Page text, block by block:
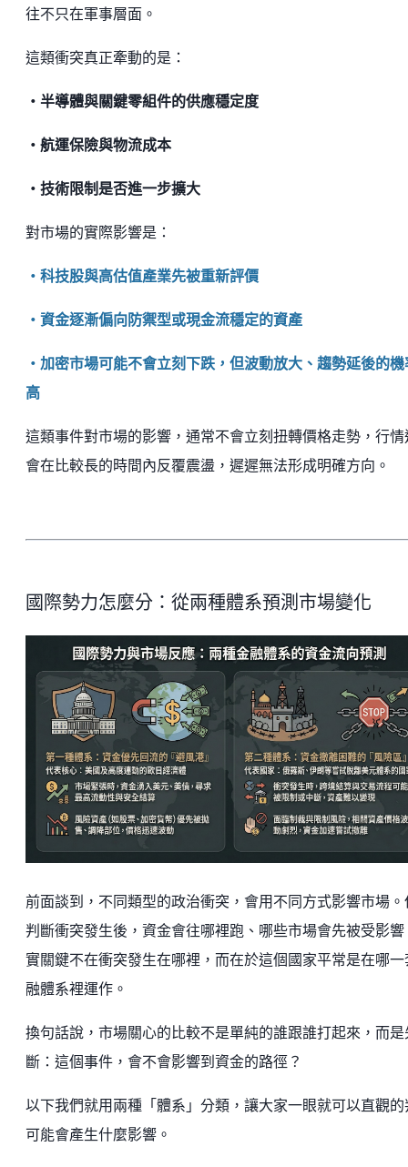
往不只在軍事層面。
這類衝突真正牽動的是：
・半導體與關鍵零組件的供應穩定度
・航運保險與物流成本
・技術限制是否進一步擴大
對市場的實際影響是：
・科技股與高估值產業先被重新評價
・資金逐漸偏向防禦型或現金流穩定的資產
・加密市場可能不會立刻下跌，但波動放大、趨勢延後的機
高
這類事件對市場的影響，通常不會立刻扭轉價格走勢，行情
會在比較長的時間內反覆震盪，遲遲無法形成明確方向。
國際勢力怎麼分：從兩種體系預測市場變化
前面談到，不同類型的政治衝突，會用不同方式影響市場。
判斷衝突發生後，資金會往哪裡跑、哪些市場會先被受影響
實關鍵不在衝突發生在哪裡，而在於這個國家平常是在哪一
融體系裡運作。
換句話說，市場關心的比較不是單純的誰跟誰打起來，而是
斷：這個事件，會不會影響到資金的路徑？
以下我們就用兩種「體系」分類，讓大家一眼就可以直觀的
可能會產生什麼影響。